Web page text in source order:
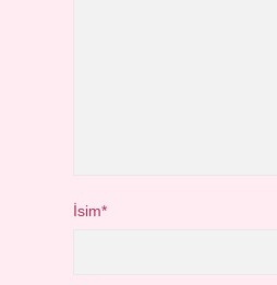
İsim*